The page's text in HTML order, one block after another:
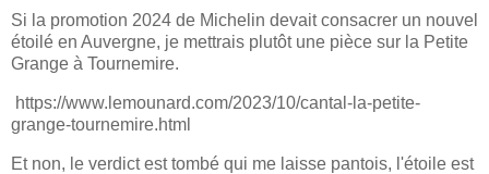
Si la promotion 2024 de Michelin devait consacrer un nouvel
étoilé en Auvergne, je mettrais plutôt une pièce sur la Petite
Grange à Tournemire.
https://www.lemounard.com/2023/10/cantal-la-petite-
grange-tournemire.html
Et non, le verdict est tombé qui me laisse pantois, l'étoile est